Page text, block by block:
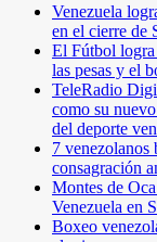
Venezuela
en el cierre de
El Fútbol logra
las pesas y el
TeleRadio
como su
del deporte
7 venezolanos
consagración
Montes de
Venezuela en
Boxeo